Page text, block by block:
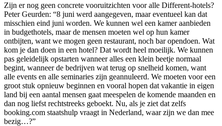
Zijn er nog geen concrete vooruitzichten voor alle Different-hotels?
Peter Geurden: “8 juni werd aangegeven, maar eventueel kan dat
misschien eind juni worden. We kunnen wel een kamer aanbieden
in budgethotels, maar de mensen moeten wel op hun kamer
ontbijten, want we mogen geen restaurant, noch bar opendoen. Wat
kom je dan doen in een hotel? Dat wordt heel moeilijk. We kunnen
pas geleidelijk opstarten wanneer alles een klein beetje normaal
begint, wanneer de bedrijven wat terug op snelheid komen, want
alle events en alle seminaries zijn geannuleerd. We moeten voor een
groot stuk opnieuw beginnen en vooral hopen dat vakantie in eigen
land bij een aantal mensen gaat meespelen de komende maanden en
dan nog liefst rechtstreeks geboekt. Nu, als je ziet dat zelfs
booking.com staatshulp vraagt in Nederland, waar zijn we dan mee
bezig…?”